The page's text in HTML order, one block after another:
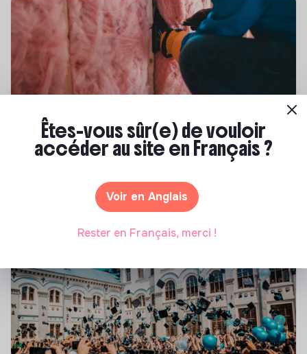
Compétences & formations
Marianne Roussel 21 janvier 2025
Êtes-vous sûr(e) de vouloir
accéder au site en Français ?
Voir en Anglais
Rester en Français, merci !